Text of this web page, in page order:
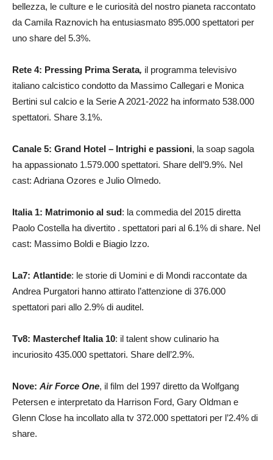
bellezza, le culture e le curiosità del nostro pianeta raccontato
da Camila Raznovich ha entusiasmato 895.000 spettatori per
uno share del 5.3%.
Rete 4: Pressing Prima Serata, il programma televisivo
italiano calcistico condotto da Massimo Callegari e Monica
Bertini sul calcio e la Serie A 2021-2022 ha informato 538.000
spettatori. Share 3.1%.
Canale 5: Grand Hotel – Intrighi e passioni, la soap sagola
ha appassionato 1.579.000 spettatori. Share dell’9.9%. Nel
cast: Adriana Ozores e Julio Olmedo.
Italia 1: Matrimonio al sud: la commedia del 2015 diretta
Paolo Costella ha divertito . spettatori pari al 6.1% di share. Nel
cast: Massimo Boldi e Biagio Izzo.
La7: Atlantide: le storie di Uomini e di Mondi raccontate da
Andrea Purgatori hanno attirato l’attenzione di 376.000
spettatori pari allo 2.9% di auditel.
Tv8: Masterchef Italia 10: il talent show culinario ha
incuriosito 435.000 spettatori. Share dell’2.9%.
Nove: Air Force One, il film del 1997 diretto da Wolfgang
Petersen e interpretato da Harrison Ford, Gary Oldman e
Glenn Close ha incollato alla tv 372.000 spettatori per l’2.4% di
share.